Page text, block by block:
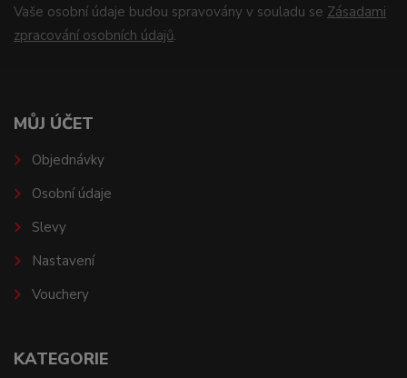
Vaše osobní údaje budou spravovány v souladu se Zásadami
zpracování osobních údajů.
MŮJ ÚČET
Objednávky
Osobní údaje
Slevy
Nastavení
Vouchery
KATEGORIE